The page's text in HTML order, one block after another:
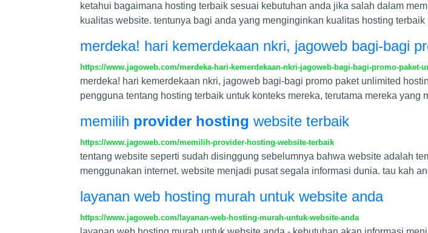
ketahui bagaimana hosting terbaik sesuai kebutuhan anda jika salah dalam
kualitas website. tentunya bagi anda yang menginginkan kualitas hosting
merdeka! hari kemerdekaan nkri, jagoweb bagi-bagi
https://www.jagoweb.com/merdeka-hari-kemerdekaan-nkri-jagoweb-bagi-bagi-promo-paket-
merdeka! hari kemerdekaan nkri, jagoweb bagi-bagi promo paket unlimited
pengguna tentang hosting terbaik untuk konteks mereka, terutama mereka yang
memilih provider hosting website terbaik
https://www.jagoweb.com/memilih-provider-hosting-website-terbaik
tentang website seperti sudah disinggung sebelumnya bahwa website adalah
menggunakan internet. website menjadi pusat segala informasi dunia. tau kah
layanan web hosting murah untuk website anda
https://www.jagoweb.com/layanan-web-hosting-murah-untuk-website-anda